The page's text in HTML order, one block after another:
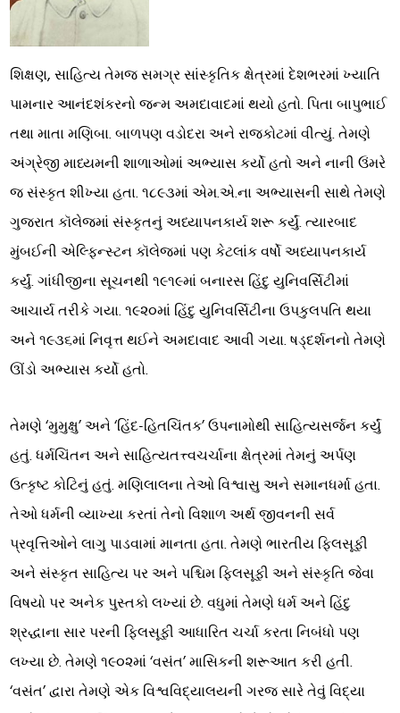
શિક્ષણ, સાહિત્ય તેમજ સમગ્ર સાંસ્કૃતિક ક્ષેત્રમાં દેશભરમાં ખ્યાતિ
પામનાર આનંદશંકરનો જન્મ અમદાવાદમાં થયો હતો. પિતા બાપુભાઈ
તથા માતા મણિબા. બાળપણ વડોદરા અને રાજકોટમાં વીત્યું. તેમણે
અંગ્રેજી માધ્યમની શાળાઓમાં અભ્યાસ કર્યો હતો અને નાની ઉંમરે
જ સંસ્કૃત શીખ્યા હતા. ૧૮૯૩માં એમ.એ.ના અભ્યાસની સાથે તેમણે
ગુજરાત કૉલેજમાં સંસ્કૃતનું અધ્યાપનકાર્ય શરૂ કર્યું. ત્યારબાદ
મુંબઈની એલ્ફિન્સ્ટન કૉલેજમાં પણ કેટલાંક વર્ષો અધ્યાપનકાર્ય
કર્યું. ગાંધીજીના સૂચનથી ૧૯૧૯માં બનારસ હિંદુ યુનિવર્સિટીમાં
આચાર્ય તરીકે ગયા. ૧૯૨૦માં હિંદુ યુનિવર્સિટીના ઉપકુલપતિ થયા
અને ૧૯૩૬માં નિવૃત્ત થઈને અમદાવાદ આવી ગયા. ષડ્દર્શનનો તેમણે
ઊંડો અભ્યાસ કર્યો હતો.
તેમણે ‘મુમુક્ષુ’ અને ‘હિંદ-હિતચિંતક’ ઉપનામોથી સાહિત્યસર્જન કર્યું
હતું. ધર્મચિંતન અને સાહિત્યતત્ત્વચર્ચાના ક્ષેત્રમાં તેમનું અર્પણ
ઉત્કૃષ્ટ કોટિનું હતું. મણિલાલના તેઓ વિશ્વાસુ અને સમાનધર્મા હતા.
તેઓ ધર્મની વ્યાખ્યા કરતાં તેનો વિશાળ અર્થ જીવનની સર્વ
પ્રવૃત્તિઓને લાગુ પાડવામાં માનતા હતા. તેમણે ભારતીય ફિલસૂફી
અને સંસ્કૃત સાહિત્ય પર અને પશ્ચિમ ફિલસૂફી અને સંસ્કૃતિ જેવા
વિષયો પર અનેક પુસ્તકો લખ્યાં છે. વધુમાં તેમણે ધર્મ અને હિંદુ
શ્રદ્ધાના સાર પરની ફિલસૂફી આધારિત ચર્ચા કરતા નિબંધો પણ
લખ્યા છે. તેમણે ૧૯૦૨માં ‘વસંત’ માસિકની શરૂઆત કરી હતી.
‘વસંત’ દ્વારા તેમણે એક વિશ્વવિદ્યાલયની ગરજ સારે તેવું વિદ્યા